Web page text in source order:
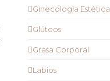
Ginecología Estética
Glúteos
Grasa Corporal
Labios